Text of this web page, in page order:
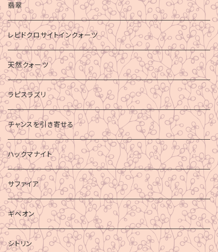
マイナスエネルギーからの防御
ビジネス成功
財運
翡翠
レピドクロサイトインクォーツ
天然クォーツ
ラピスラズリ
チャンスを引き寄せる
ハックマナイト
サファイア
ギベオン
シトリン